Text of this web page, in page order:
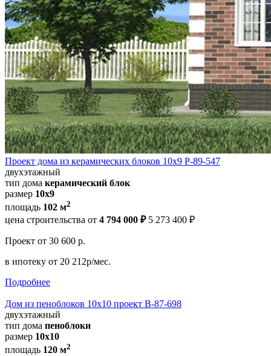
Проект дома из керамических блоков 10х9 Р-89-547
двухэтажный
тип дома керамический блок
размер 10х9
площадь 102 м2
цена строительства от 4 794 000 ₽ 5 273 400 ₽
Проект от 30 600 р.
в ипотеку от 20 212р/мес.
Подробнее
Дом из пеноблоков 10х10 проект В-87-698
двухэтажный
тип дома пеноблоки
размер 10x10
площадь 120 м2